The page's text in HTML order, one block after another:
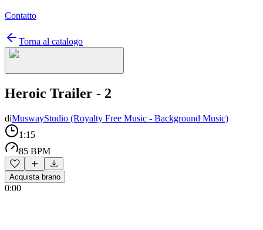
Contatto
Torna al catalogo
Heroic Trailer - 2
diMuswayStudio (Royalty Free Music - Background Music)
1:15
85 BPM
Acquista brano
0:00